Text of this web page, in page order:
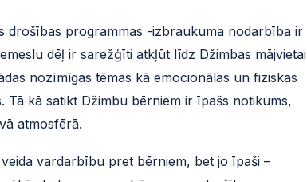
drošības programmas -izbraukuma nodarbība ir
dēļ ir sarežģīti atkļūt līdz Džimbas mājvietai
nozīmīgas tēmas kā emocionālas un fiziskas
kā satikt Džimbu bērniem ir īpašs notikums,
atmosfērā.
vardarbību pret bērniem, bet jo īpaši –